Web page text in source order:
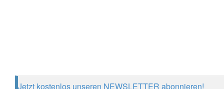
Jetzt kostenlos unseren NEWSLETTER abonnieren!